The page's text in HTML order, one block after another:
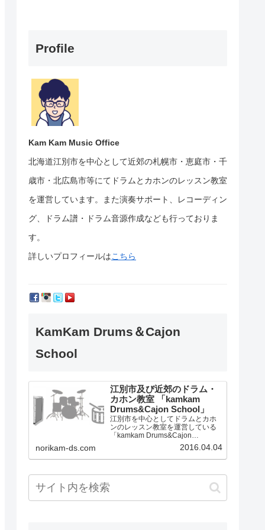
Profile
Kam Kam Music Office
北海道江別市を中心として近郊の札幌市・恵庭市・千
歳市・北広島市等にて ドラムとカホンのレッスン教室
を運営しています。
また演奏サポート、レコーディン
グ、ドラム譜・ドラム音源作成なども行っておりま
す。
詳しいプロフィールはこちら
KamKam Drums＆Cajon
School
江別市及び近郊のドラム・
カホン教室 「kamkam
Drums&Cajon School」
江別市を中心としてドラムとカホ
ンのレッスン教室を運営している
「kamkam Drums&Cajon
norikam-ds.com 2016.04.04